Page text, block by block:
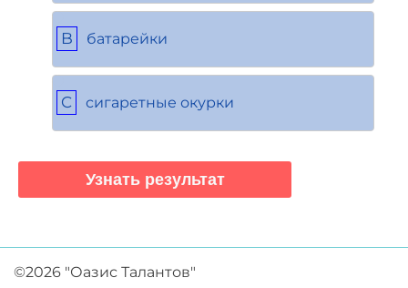
B батарейки
C сигаретные окурки
©2026 "Оазис Талантов"